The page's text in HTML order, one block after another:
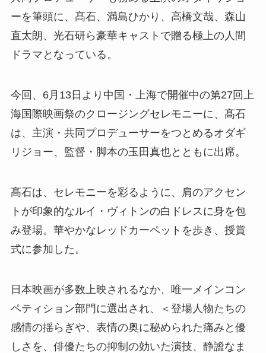
ーを筆頭に、髙石、満島ひかり、高橋文哉、森山
直太朗、光石研ら豪華キャストで贈る極上の人間
ドラマとなっている。
今回、6月13日より中国・上海で開催中の第27回上
海国際映画祭のクロージングセレモニーに、髙石
は、主演・共同プロデューサーをつとめるオダギ
リジョー、監督・脚本の玉田真也とともに出席。
髙石は、セレモニーを彩るように、肩のアクセン
トが印象的なルイ・ヴィトンの白ドレスに身を包
み登場。華やかなレッドカーペットを歩き、授賞
式に参加した。
日本映画が多数上映されるなか、唯一メインコン
ペティション部門に選出され、＜登場人物たちの
感情の揺らぎや、表情の奥に秘められた痛みと優
しさを、俳優たちの抑制の効いた演技、静謐なま